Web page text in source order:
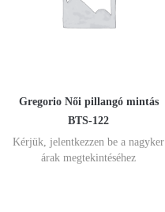
Gregorio Női pillangó mintás
BTS-122
Kérjük, jelentkezzen be a nagyker
árak megtekintéséhez